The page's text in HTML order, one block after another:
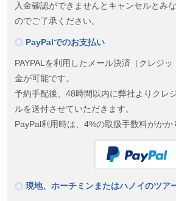
入金確認ができませんとキャンセルとみ
のでご了承ください。
PayPalでのお支払い
PAYPALを利用したメール決済（クレジ
金が可能です。
予約手配後、48時間以内に弊社よりクレ
ルを送付させていただきます。
PayPal利用時は、4%の取扱手数料がかか
現地、ホーチミンまたはハノイのツア